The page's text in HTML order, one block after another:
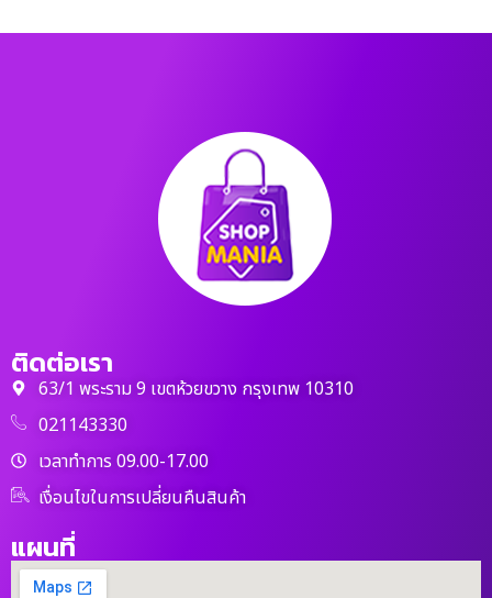
ติดต่อเรา
63/1 พระราม 9 เขตห้วยขวาง กรุงเทพ 10310
021143330
เวลาทำการ 09.00-17.00
เงื่อนไขในการเปลี่ยนคืนสินค้า
แผนที่